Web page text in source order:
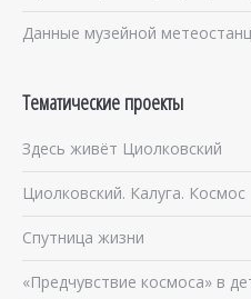
Данные музейной
Тематические проекты
Здесь живёт Циолковский
Циолковский. Калуга. Космос
Спутница жизни
«Предчувствие космоса» в